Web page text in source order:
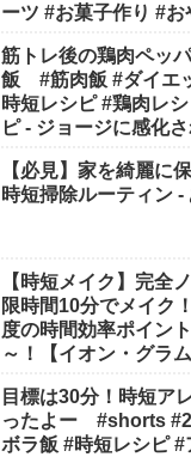
ーツ #お菓子作り #お
cooking(BOTTA
筋トレ後の鶏肉ペッ
飯 #筋肉飯 #ダイエ
時短レシピ #鶏肉レ
ピ - ジョージに感化
【必見】家を綺麗に
時短掃除ルーティン -
【時短メイク】完全
限時間10分でメイク
度の時間効率ポイン
～！【イオン・グラ
ラムビューティーク
目標は30分！時短ア
ったよー #shorts #2人暮らし #ズ
ボラ飯 #時短レシピ #アレンジレシ